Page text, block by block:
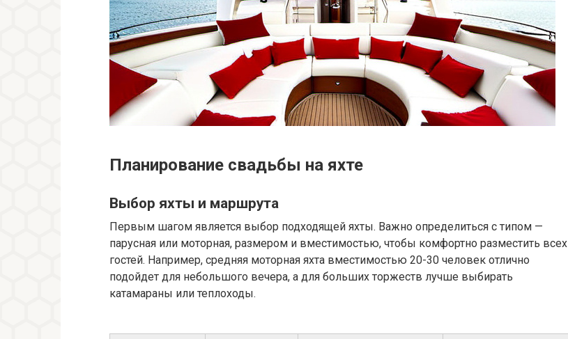
Планирование свадьбы на яхте
Выбор яхты и маршрута
Первым шагом является выбор подходящей яхты. Важно определиться с типом —
парусная или моторная, размером и вместимостью, чтобы комфортно разместить всех
гостей. Например, средняя моторная яхта вместимостью 20-30 человек отлично
подойдет для небольшого вечера, а для больших торжеств лучше выбирать
катамараны или теплоходы.